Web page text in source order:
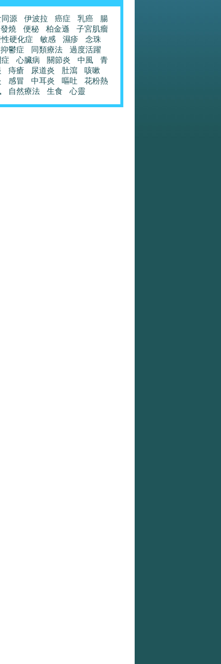
源 伊波拉 癌症 乳癌
腸
發燒
便秘 柏金遜
子宮肌瘤
硬化症
敏感 濕疹
念珠
抑鬱症
同類療法
過度活躍
心臟病 關節炎 中風
青
痔瘡 尿道炎 肚瀉
咳嗽
感冒 中耳炎 嘔吐
花粉熱
自然療法 生食 心靈